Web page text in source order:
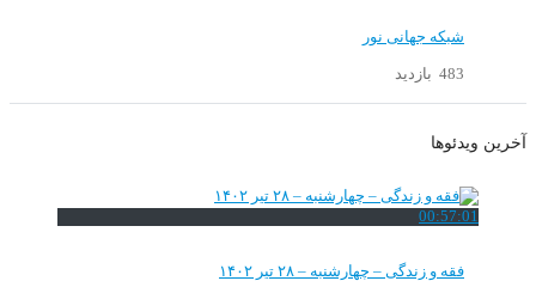
شبکه جهانی نور
483 بازدید
آخرین ویدئوها
00:57:01
فقه و زندگی – چهارشنبه – ۲۸ تیر ۱۴۰۲